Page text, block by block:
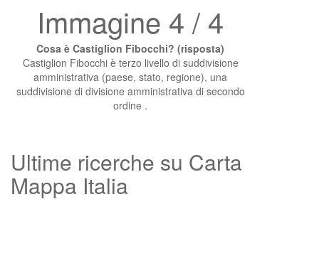
Immagine 4 / 4
Cosa è Castiglion Fibocchi? (risposta)
Castiglion Fibocchi è terzo livello di suddivisione
amministrativa (paese, stato, regione), una
suddivisione di divisione amministrativa di secondo
ordine .
Ultime ricerche su Carta
Mappa Italia